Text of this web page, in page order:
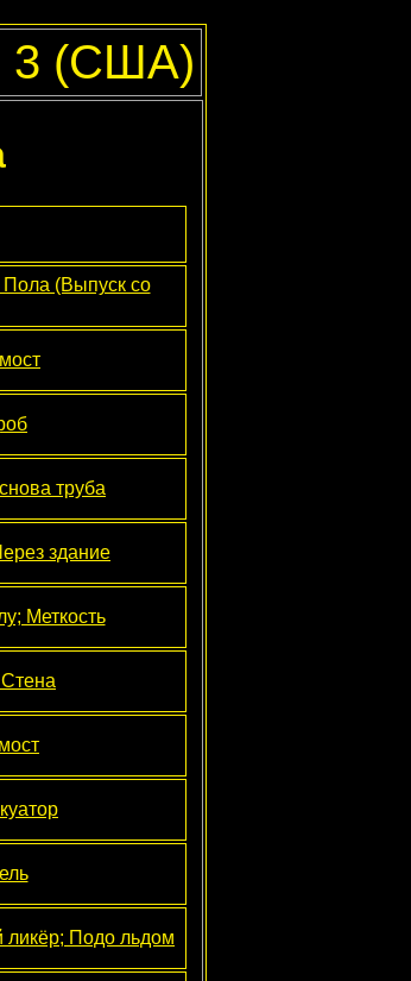
3 (США)
(Выпуск со
труба
здание
Меткость
ликёр; Подо льдом